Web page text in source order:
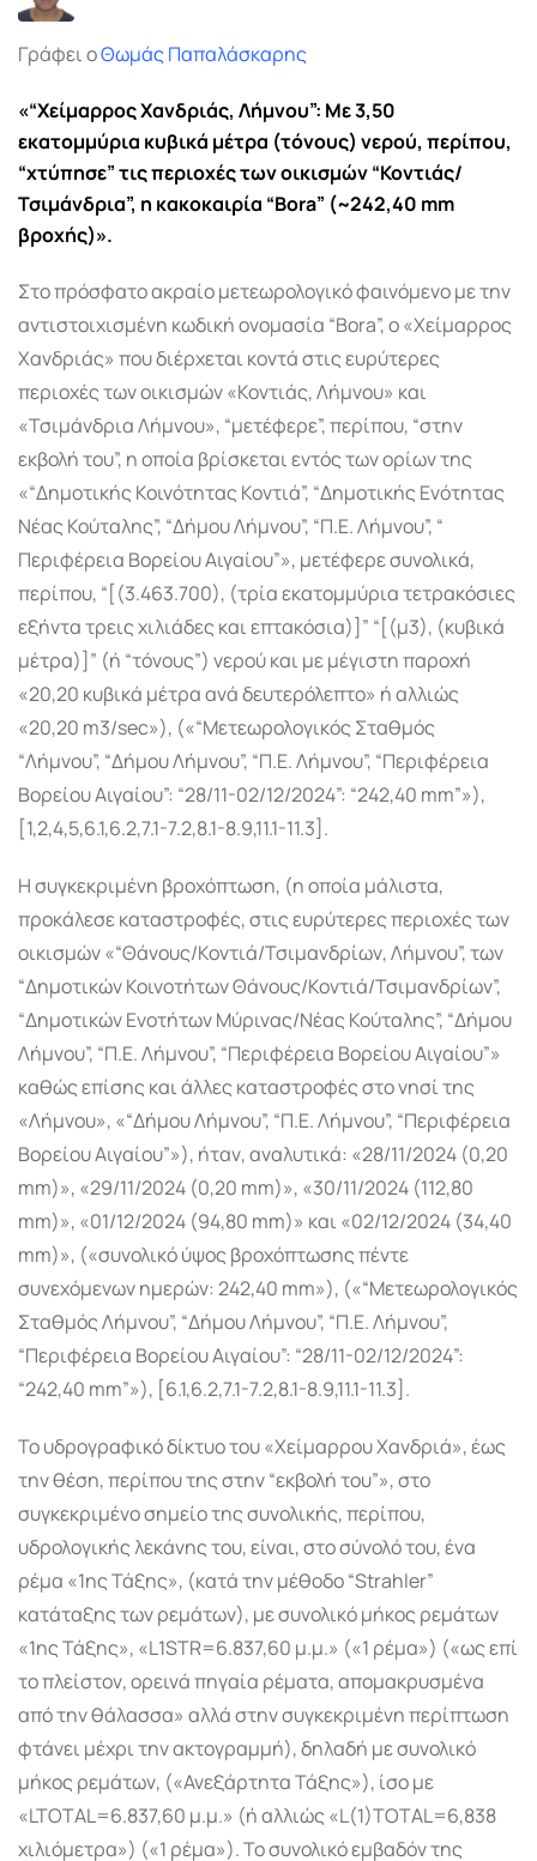
Γράφει οΘωμάς Παπαλάσκαρης
«“Χείμαρρος Χανδριάς, Λήμνου”: Με 3,50
εκατομμύρια κυβικά μέτρα (τόνους) νερού, περίπου,
“χτύπησε” τις περιοχές των οικισμών “Κοντιάς/
Τσιμάνδρια”, η κακοκαιρία “Bora” (~242,40 mm
βροχής)».
Στο πρόσφατο ακραίο μετεωρολογικό φαινόμενο με την
αντιστοιχισμένη κωδική ονομασία “Bora”, ο «Χείμαρρος
Χανδριάς» που διέρχεται κοντά στις ευρύτερες
περιοχές των οικισμών «Κοντιάς, Λήμνου» και
«Τσιμάνδρια Λήμνου», “μετέφερε”, περίπου, “στην
εκβολή του”, η οποία βρίσκεται εντός των ορίων της
«“Δημοτικής Κοινότητας Κοντιά”, “Δημοτικής Ενότητας
Νέας Κούταλης”, “Δήμου Λήμνου”, “Π.Ε. Λήμνου”, “
Περιφέρεια Βορείου Αιγαίου”», μετέφερε συνολικά,
περίπου, “[(3.463.700), (τρία εκατομμύρια τετρακόσιες
εξήντα τρεις χιλιάδες και επτακόσια)]” “[(μ3), (κυβικά
μέτρα)]” (ή “τόνους”) νερού και με μέγιστη παροχή
«20,20 κυβικά μέτρα ανά δευτερόλεπτο» ή αλλιώς
«20,20 m3/sec»), («“Μετεωρολογικός Σταθμός
“Λήμνου”, “Δήμου Λήμνου”, “Π.Ε. Λήμνου”, “Περιφέρεια
Βορείου Αιγαίου”: “28/11-02/12/2024”: “242,40 mm”»),
[1,2,4,5,6.1,6.2,7.1-7.2,8.1-8.9,11.1-11.3].
Η συγκεκριμένη βροχόπτωση, (η οποία μάλιστα,
προκάλεσε καταστροφές, στις ευρύτερες περιοχές των
οικισμών «“Θάνους/Κοντιά/Τσιμανδρίων, Λήμνου”, των
“Δημοτικών Κοινοτήτων Θάνους/Κοντιά/Τσιμανδρίων”,
“Δημοτικών Ενοτήτων Μύρινας/Νέας Κούταλης”, “Δήμου
Λήμνου”, “Π.Ε. Λήμνου”, “Περιφέρεια Βορείου Αιγαίου”»
καθώς επίσης και άλλες καταστροφές στο νησί της
«Λήμνου», «“Δήμου Λήμνου”, “Π.Ε. Λήμνου”, “Περιφέρεια
Βορείου Αιγαίου”»), ήταν, αναλυτικά: «28/11/2024 (0,20
mm)», «29/11/2024 (0,20 mm)», «30/11/2024 (112,80
mm)», «01/12/2024 (94,80 mm)» και «02/12/2024 (34,40
mm)», («συνολικό ύψος βροχόπτωσης πέντε
συνεχόμενων ημερών: 242,40 mm»), («“Μετεωρολογικός
Σταθμός Λήμνου”, “Δήμου Λήμνου”, “Π.Ε. Λήμνου”,
“Περιφέρεια Βορείου Αιγαίου”: “28/11-02/12/2024”:
“242,40 mm”»), [6.1,6.2,7.1-7.2,8.1-8.9,11.1-11.3].
Το υδρογραφικό δίκτυο του «Χείμαρρου Χανδριά», έως
την θέση, περίπου της στην “εκβολή του”», στο
συγκεκριμένο σημείο της συνολικής, περίπου,
υδρολογικής λεκάνης του, είναι, στο σύνολό του, ένα
ρέμα «1ης Τάξης», (κατά την μέθοδο “Strahler”
κατάταξης των ρεμάτων), με συνολικό μήκος ρεμάτων
«1ης Τάξης», «L1STR=6.837,60 μ.μ.» («1 ρέμα») («ως επί
το πλείστον, ορεινά πηγαία ρέματα, απομακρυσμένα
από την θάλασσα» αλλά στην συγκεκριμένη περίπτωση
φτάνει μέχρι την ακτογραμμή), δηλαδή με συνολικό
μήκος ρεμάτων, («Ανεξάρτητα Τάξης»), ίσο με
«LTOTAL=6.837,60 μ.μ.» (ή αλλιώς «L(1)TOTAL=6,838
χιλιόμετρα») («1 ρέμα»). Το συνολικό εμβαδόν της